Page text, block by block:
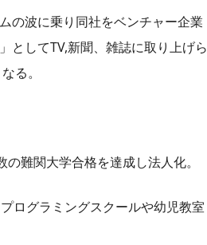
の波に乗り同社をベンチャー企業
としてTV,新聞、雑誌に取り上げら
る。
難関大学合格を達成し法人化。
ログラミングスクールや幼児教室